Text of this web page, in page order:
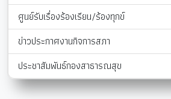
ศูนย์รับเรื่องร้องเรียน/ร้องทุกข์
ข่าวประกาศงานกิจการสภา
ประชาสัมพันธ์กองสาธารณสุข